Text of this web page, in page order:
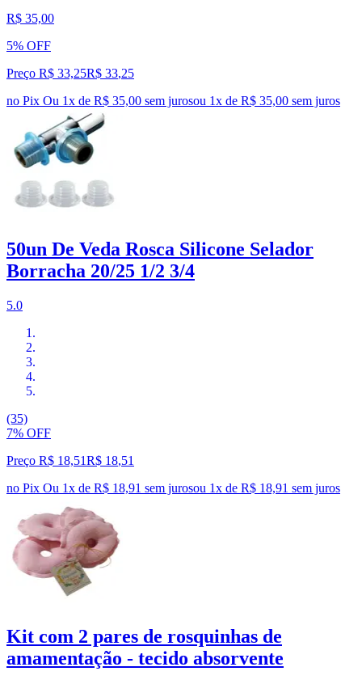
R$ 35,00
5% OFF
Preço R$ 33,25R$ 33,25
no Pix Ou 1x de R$ 35,00 sem jurosou 1x de R$ 35,00 sem juros
50un De Veda Rosca Silicone Selador
Borracha 20/25 1/2 3/4
5.0
(35)
7% OFF
Preço R$ 18,51R$ 18,51
no Pix Ou 1x de R$ 18,91 sem jurosou 1x de R$ 18,91 sem juros
Kit com 2 pares de rosquinhas de
amamentação - tecido absorvente